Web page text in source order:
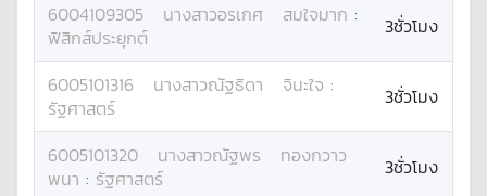
6004109305 นางสาวอรเกศ สมใจมาก :
ฟิสิกส์ประยุกต์
3ชั่วโมง
6005101316 นางสาวณัฐธิดา จินะใจ :
รัฐศาสตร์
3ชั่วโมง
6005101320 นางสาวณัฐพร
ทองกวาว
พนา : รัฐศาสตร์ 3ชั่วโมง